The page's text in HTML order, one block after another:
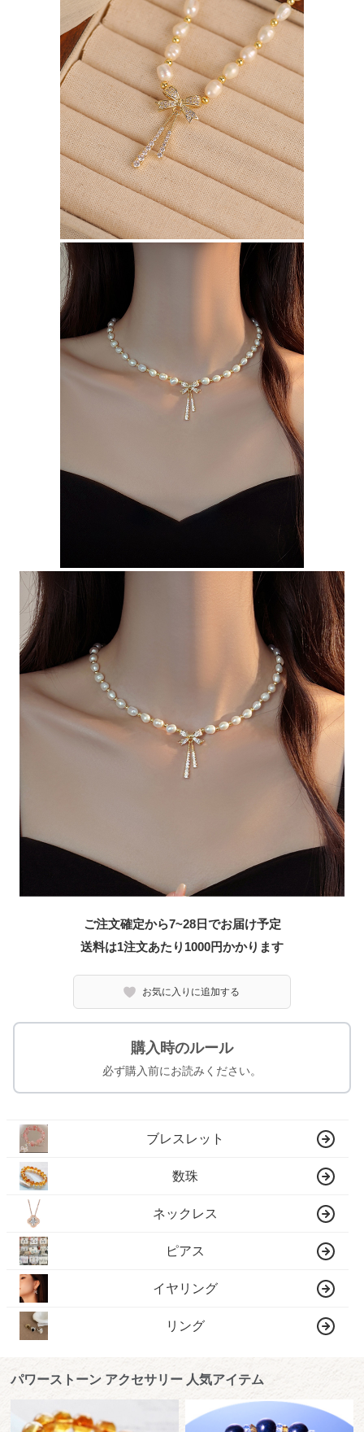
ご注文確定から7~28日でお届け予定
送料は1注文あたり 1000円かかります
お気に入りに追加する
購入時のルール
必ず購入前にお読みください。
ブレスレット
数珠
ネックレス
ピアス
イヤリング
リング
パワーストーン アクセサリー 人気アイテム